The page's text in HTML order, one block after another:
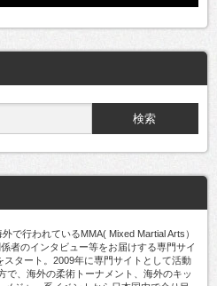
で行われているMMA( Mixed Martial Arts）
者のインタビュー等をお届けする専門サイ
スタート。2009年に専門サイトとして活動
で、海外の柔術トーナメント、海外のキッ